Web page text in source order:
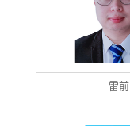
雷前